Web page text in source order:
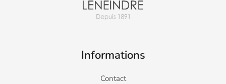
Informations
Contact